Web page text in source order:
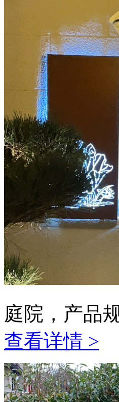
庭院，产品
查看详情 >